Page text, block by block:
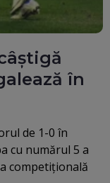
în
de 1-0 în
cu numărul 5 a
competițională